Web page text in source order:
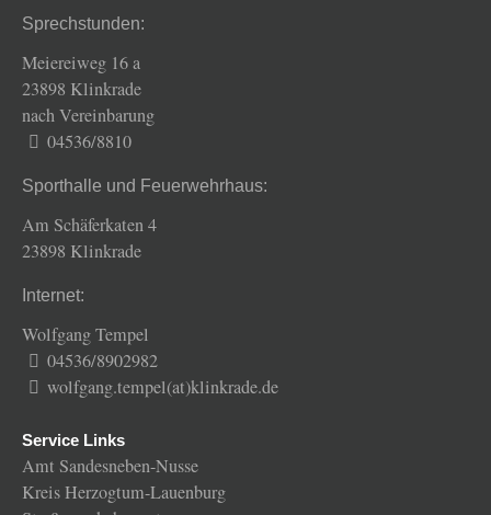
Sprechstunden:
Meiereiweg 16 a
23898 Klinkrade
nach Vereinbarung
04536/8810
Sporthalle und Feuerwehrhaus:
Am Schäferkaten 4
23898 Klinkrade
Internet:
Wolfgang Tempel
04536/8902982
wolfgang.tempel(at)klinkrade.de
Service Links
Amt Sandesneben-Nusse
Kreis Herzogtum-Lauenburg